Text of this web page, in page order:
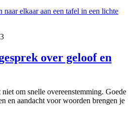
over geloof en
om snelle overeenstemming. Goede
en aandacht voor woorden brengen je